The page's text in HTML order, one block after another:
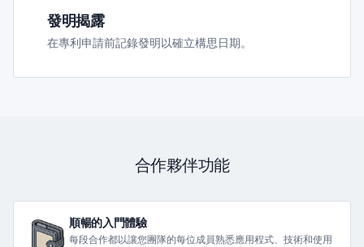
發明揭露
在專利申請前記錄發明以確立構思日期。
合作夥伴功能
順暢的入門體驗
每段合作都以讓您團隊的每位成員熟悉應用程式、技術和使用